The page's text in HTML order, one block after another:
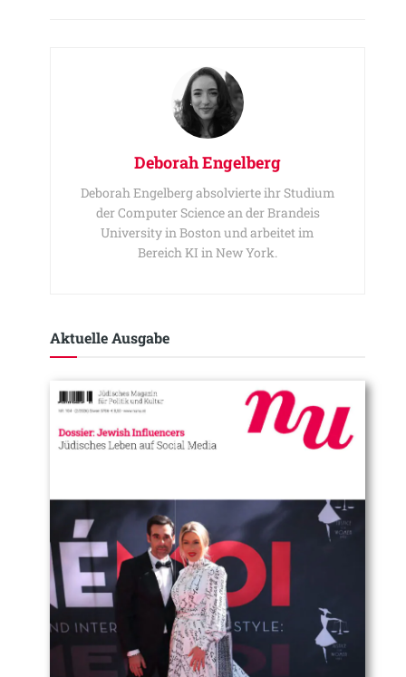
Deborah Engelberg
Deborah Engelberg absolvierte ihr Studium
der Computer Science an der Brandeis
University in Boston und arbeitet im
Bereich KI in New York.
Aktuelle Ausgabe​